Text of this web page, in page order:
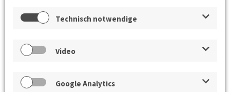
Technisch notwendige
Video
Google Analytics
der BVs und des Jungen Forums
Pumpspeicherkraftwerk Forbach mit
29.07.2026 13:30 tbd.
Junges Forum BV